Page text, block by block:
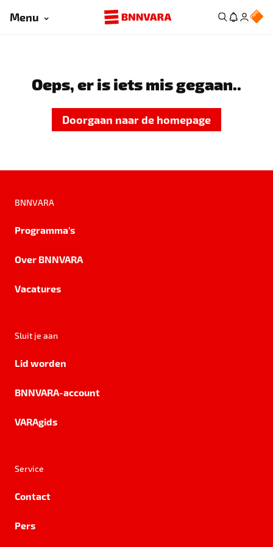
Menu
Oeps, er is iets mis gegaan..
Doorgaan naar de homepage
BNNVARA
Programma's
Over BNNVARA
Vacatures
Sluit je aan
Lid worden
BNNVARA-account
VARAgids
Service
Contact
Pers